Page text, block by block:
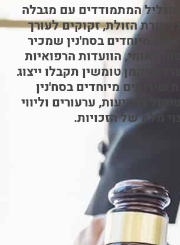
המתמודדים עם מגבלה
בעזרת הזולת, זקוקים לעורך
מיוחדים בסח'נין שמכיר
לאומי, הוועדות הרפואיות
מרקמן טומשין תקבלו ייצוג
שירותים מיוחדים בסח'נין
בתביעות, ערעורים וליווי
מלא של הזכויות.